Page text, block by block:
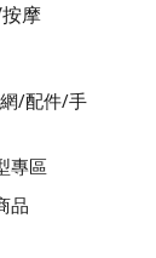
摩
/配件/手
專區
品